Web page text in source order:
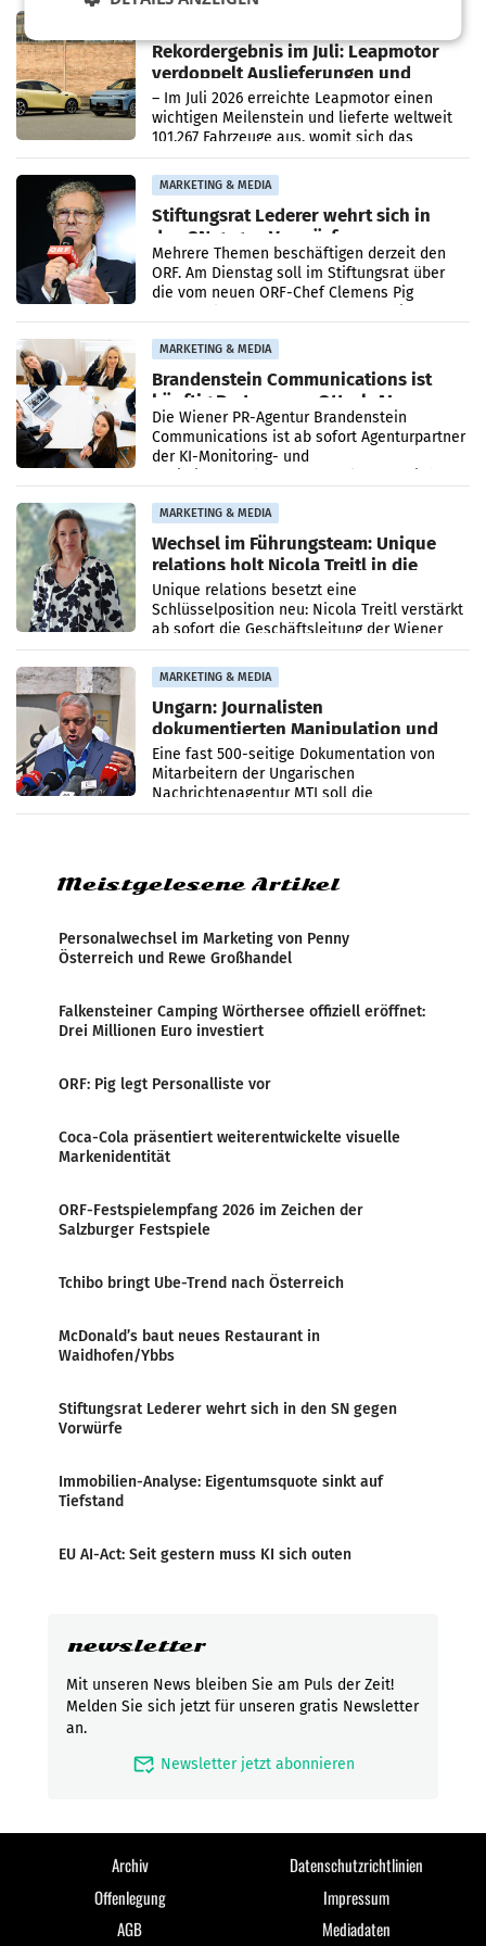
Rekordergebnis im Juli: Leapmotor
verdoppelt Auslieferungen und
überschreitet die 100.000er-Marke
– Im Juli 2026 erreichte Leapmotor einen
wichtigen Meilenstein und lieferte weltweit
101.267 Fahrzeuge aus, womit sich das
Ergebnis gegenüber Juli 2025 mehr als
verdoppelte (+102
MARKETING & MEDIA
Stiftungsrat Lederer wehrt sich in
den SN gegen Vorwürfe
Mehrere Themen beschäftigen derzeit den
ORF. Am Dienstag soll im Stiftungsrat über
die vom neuen ORF-Chef Clemens Pig
MARKETING & MEDIA
Brandenstein Communications ist
künftig Partner von OtterlyAI
Die Wiener PR-Agentur Brandenstein
Communications ist ab sofort Agenturpartner
der KI-Monitoring- und
MARKETING & MEDIA
Wechsel im Führungsteam: Unique
relations holt Nicola Treitl in die
Geschäftsleitung
Unique relations besetzt eine
Schlüsselposition neu: Nicola Treitl verstärkt
ab sofort die Geschäftsleitung der Wiener
PR-Agentur an der Seite von Josef Kalina und
Anna Kalina-Mahr.
MARKETING & MEDIA
Ungarn: Journalisten
dokumentierten Manipulation und
Zensur
Eine fast 500-seitige Dokumentation von
Mitarbeitern der Ungarischen
Nachrichtenagentur MTI soll die
systematische Nachrichten-Manipulation und
Meistgelesene Artikel
Personalwechsel im Marketing von Penny
Österreich und Rewe Großhandel
Falkensteiner Camping Wörthersee offiziell eröffnet:
Drei Millionen Euro investiert
ORF: Pig legt Personalliste vor
Coca-Cola präsentiert weiterentwickelte visuelle
Markenidentität
ORF-Festspielempfang 2026 im Zeichen der
Salzburger Festspiele
Tchibo bringt Ube-Trend nach Österreich
McDonald’s baut neues Restaurant in
Waidhofen/Ybbs
Stiftungsrat Lederer wehrt sich in den SN gegen
Vorwürfe
Immobilien-Analyse: Eigentumsquote sinkt auf
Tiefstand
EU AI-Act: Seit gestern muss KI sich outen
newsletter
Mit unseren News bleiben Sie am Puls der Zeit!
Melden Sie sich jetzt für unseren gratis Newsletter
an.
mark_email_read Newsletter jetzt abonnieren
Archiv
Datenschutzrichtlinien
Offenlegung
Impressum
AGB
Mediadaten